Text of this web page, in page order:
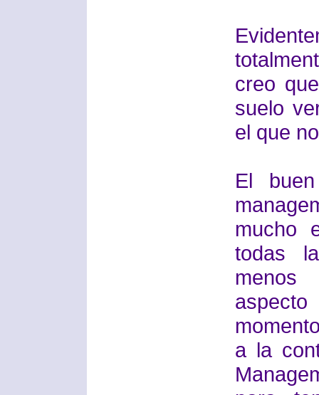
creo
suelo
el que
El
mucho
todas
a la